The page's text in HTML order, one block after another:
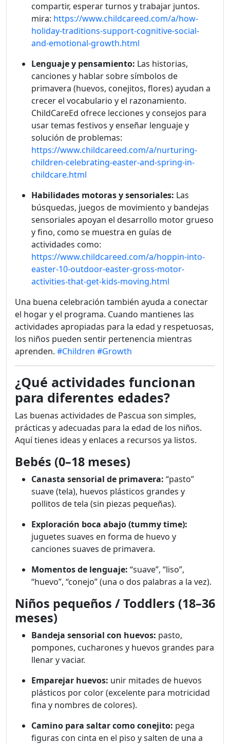
compartir, esperar turnos y trabajar juntos.
mira: https://www.childcareed.com/a/how-
holiday-traditions-support-cognitive-social-
and-emotional-growth.html
Lenguaje y pensamiento: Las historias,
canciones y hablar sobre símbolos de
primavera (huevos, conejitos, flores) ayudan a
crecer el vocabulario y el razonamiento.
ChildCareEd ofrece lecciones y consejos para
usar temas festivos y enseñar lenguaje y
solución de problemas:
https://www.childcareed.com/a/nurturing-
children-celebrating-easter-and-spring-in-
childcare.html
Habilidades motoras y sensoriales: Las
búsquedas, juegos de movimiento y bandejas
sensoriales apoyan el desarrollo motor grueso
y fino, como se muestra en guías de
actividades como:
https://www.childcareed.com/a/hoppin-into-
easter-10-outdoor-easter-gross-motor-
activities-that-get-kids-moving.html
Una buena celebración también ayuda a conectar
el hogar y el programa. Cuando mantienes las
actividades apropiadas para la edad y respetuosas,
los niños pueden sentir pertenencia mientras
aprenden. #Children #Growth
¿Qué actividades funcionan
para diferentes edades?
Las buenas actividades de Pascua son simples,
prácticas y adecuadas para la edad de los niños.
Aquí tienes ideas y enlaces a recursos ya listos.
Bebés (0–18 meses)
Canasta sensorial de primavera: “pasto”
suave (tela), huevos plásticos grandes y
pollitos de tela (sin piezas pequeñas).
Exploración boca abajo (tummy time):
juguetes suaves en forma de huevo y
canciones suaves de primavera.
Momentos de lenguaje: “suave”, “liso”,
“huevo”, “conejo” (una o dos palabras a la vez).
Niños pequeños / Toddlers (18–36
meses)
Bandeja sensorial con huevos: pasto,
pompones, cucharones y huevos grandes para
llenar y vaciar.
Emparejar huevos: unir mitades de huevos
plásticos por color (excelente para motricidad
fina y nombres de colores).
Camino para saltar como conejito: pega
figuras con cinta en el piso y salten de una a